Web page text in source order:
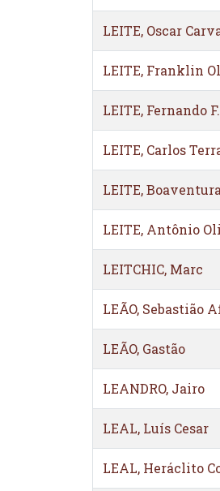
LEITE, Oscar
LEITE, Franklin
LEITE, Fernando F.
LEITE, Carlos
LEITE,
LEITE, Antônio
LEITCHIC, Marc
LEÃO, Sebastião
LEÃO, Gastão
LEANDRO, Jairo
LEAL, Luís Cesar
LEAL, Heráclito